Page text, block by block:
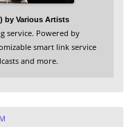
by Various Artists
service. Powered by
smart link service
and more.